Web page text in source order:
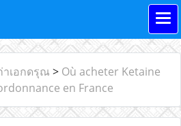
าเอกดรุณ > Où acheter Ketaine
en France